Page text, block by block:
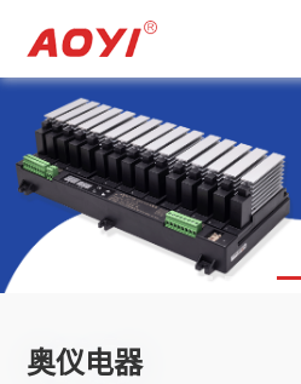
奥仪电器